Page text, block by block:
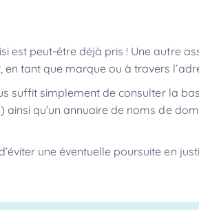
est peut-être déjà pris ! Une autre
tant que marque ou à travers
suffit simplement de consulter la
ainsi qu’un annuaire de noms de
une éventuelle poursuite en